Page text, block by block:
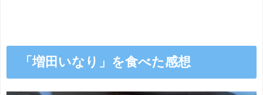
「増田いなり」を食べた感想